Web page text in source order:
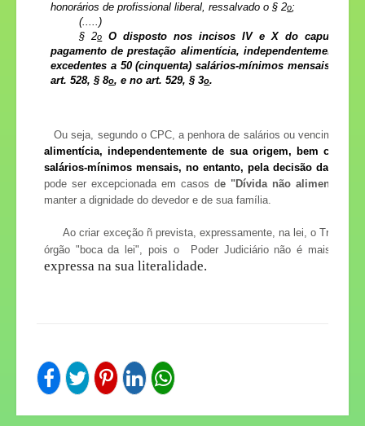
honorários de profissional liberal, ressalvado o § 2o;
(.....)
§ 2o
O disposto nos incisos IV e X do caput não
pagamento de prestação alimentícia, independentemente
excedentes a 50 (cinquenta) salários-mínimos mensais,
art. 528, § 8o, e noart. 529, § 3o.
Ou seja, segundo o CPC, a penhora de salários ou
alimentícia, independentemente de sua origem, bem como
salários-mínimos mensais, no entanto, pela decisão dada
pode ser excepcionada em casos de "Dívida não alimentar"
manter a dignidade do devedor e de sua família.
Ao criar exceção ñ prevista, expressamente, na lei, o Tribunal
órgão "boca da lei", pois o Poder Judiciário não é mais
expressa na sua literalidade.